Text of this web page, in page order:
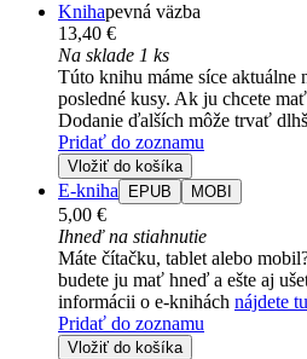
Knihapevná väzba
13,40 €
Na sklade 1 ks
Túto knihu máme síce aktuálne
posledné kusy. Ak ju chcete
Dodanie ďalších môže trvať
Pridať do zoznamu
Vložiť do košíka
E-kniha EPUB MOBI
5,00 €
Ihneď na stiahnutie
Máte čítačku, tablet alebo
budete ju mať hneď a ešte aj
informácii o e-knihách nájdete tu
Pridať do zoznamu
Vložiť do košíka